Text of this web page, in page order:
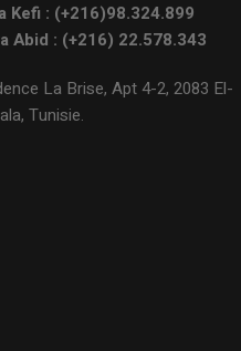
Kefi : (+216)98.324.899
Abid : (+216) 22.578.343
La Brise, Apt 4-2, 2083 El-
Tunisie.